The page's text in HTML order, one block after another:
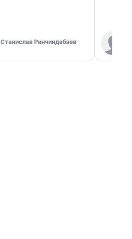
Станислав Ринчиндабаев